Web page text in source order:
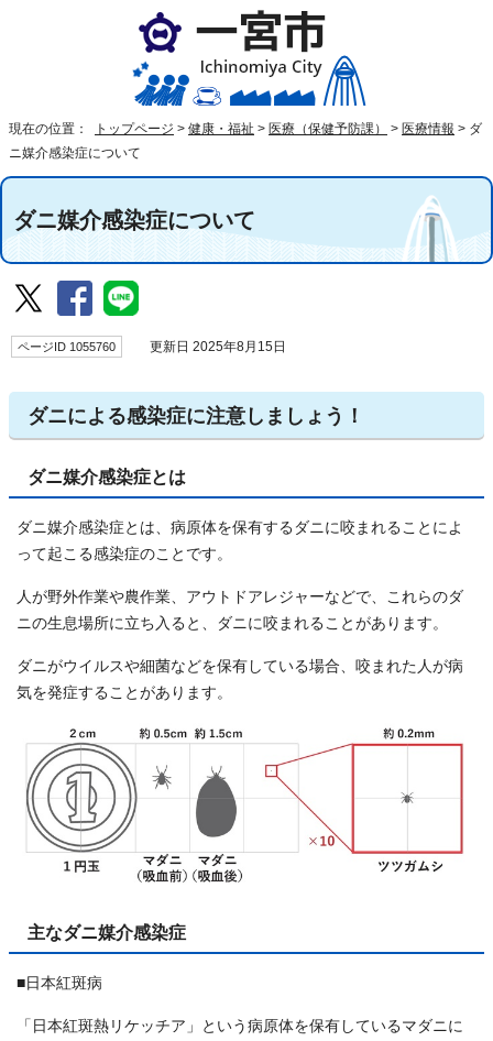
現在の位置： トップページ > 健康・福祉 > 医療（保健予防課） > 医療情報 > ダ
ニ媒介感染症について
ダニ媒介感染症について
ページID 1055760 更新日 2025年8月15日
ダニによる感染症に注意しましょう！
ダニ媒介感染症とは
ダニ媒介感染症とは、病原体を保有するダニに咬まれることによ
って起こる感染症のことです。
人が野外作業や農作業、アウトドアレジャーなどで、これらのダ
ニの生息場所に立ち入ると、ダニに咬まれることがあります。
ダニがウイルスや細菌などを保有している場合、咬まれた人が病
気を発症することがあります。
主なダニ媒介感染症
■日本紅斑病
「日本紅斑熱リケッチア」という病原体を保有しているマダニに